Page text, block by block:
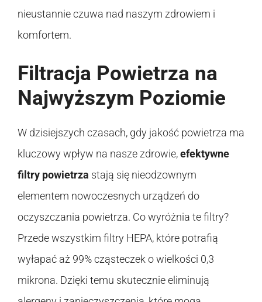
nieustannie czuwa nad naszym zdrowiem i
komfortem.
Filtracja Powietrza na
Najwyższym Poziomie
W dzisiejszych czasach, gdy jakość powietrza ma
kluczowy wpływ na nasze zdrowie,efektywne
filtry powietrza stają się nieodzownym
elementem nowoczesnych urządzeń do
oczyszczania powietrza. Co wyróżnia te filtry?
Przede wszystkim filtry HEPA, które potrafią
wyłapać aż 99% cząsteczek o wielkości 0,3
mikrona. Dzięki temu skutecznie eliminują